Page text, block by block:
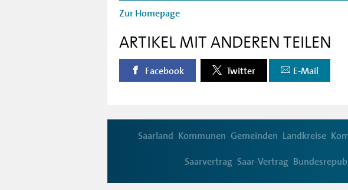
Zur Homepage
ARTIKEL MIT ANDEREN TEILEN
Facebook Twitter E-Mail
Saarland Kommunen Gemeinden Landkreise
Saarvertrag Saar-Vertrag